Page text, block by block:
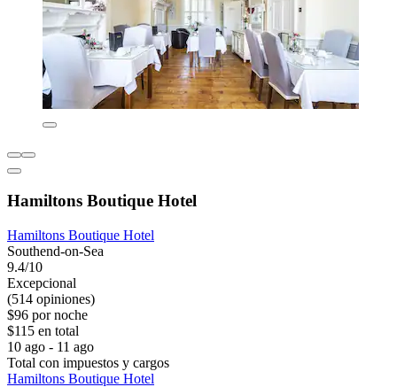
Hamiltons Boutique Hotel
Hamiltons Boutique Hotel
Southend-on-Sea
9.4/10
Excepcional
(514 opiniones)
$96 por noche
$115 en total
10 ago - 11 ago
Total con impuestos y cargos
Hamiltons Boutique Hotel